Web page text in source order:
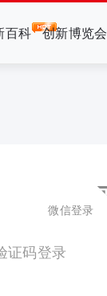
百科 创新博览会
微信登录
证码登录